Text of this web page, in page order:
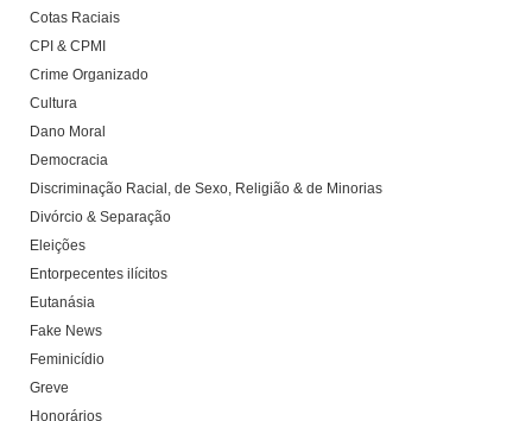
Cotas Raciais
CPI & CPMI
Crime Organizado
Cultura
Dano Moral
Democracia
Discriminação Racial, de Sexo, Religião & de Minorias
Divórcio & Separação
Eleições
Entorpecentes ilícitos
Eutanásia
Fake News
Feminicídio
Greve
Honorários